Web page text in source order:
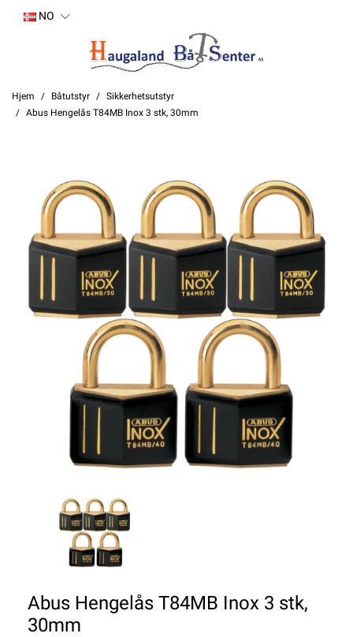
NO
Hjem Båtutstyr
Sikkerhetsutstyr
Abus Hengelås T84MB Inox 3 stk, 30mm
Abus Hengelås T84MB Inox 3 stk,
30mm